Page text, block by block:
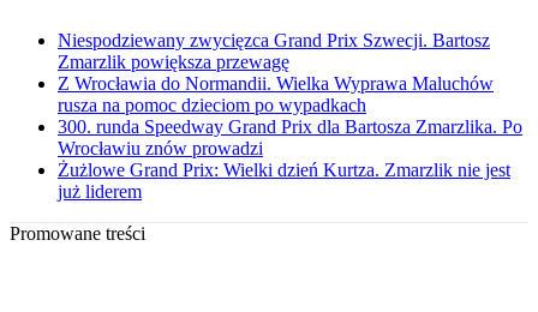
Niespodziewany zwycięzca Grand Prix Szwecji. Bartosz
Zmarzlik powiększa przewagę
Z Wrocławia do Normandii. Wielka Wyprawa Maluchów
rusza na pomoc dzieciom po wypadkach
300. runda Speedway Grand Prix dla Bartosza Zmarzlika. Po
Wrocławiu znów prowadzi
Żużlowe Grand Prix: Wielki dzień Kurtza. Zmarzlik nie jest
już liderem
Promowane treści